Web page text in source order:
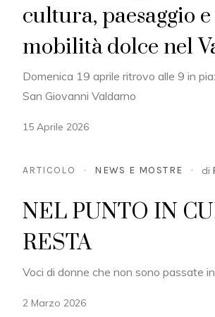
cultura, paesaggio e
mobilità dolce nel
Domenica 19 aprile ritrovo alle 9 in
San Giovanni Valdarno
15 Aprile 2026
ARTICOLO NEWS E MOSTRE di
NEL PUNTO IN
RESTA
Voci di donne che non sono passate
2 Marzo 2026